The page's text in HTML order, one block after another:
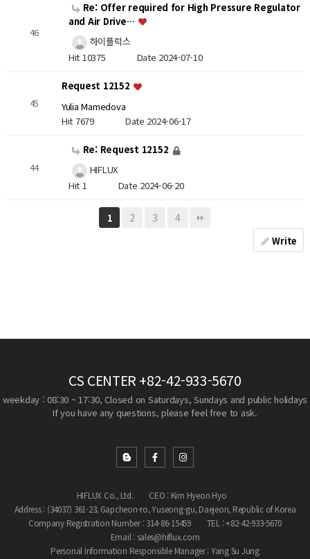
46
Re: Offer required for High Pressure Regulator
and Air Drive…
하이플럭스
Hit 10375 Date 2024-07-10
45
Request 12152
Yulia Mamedova
Hit 7679 Date 2024-06-17
44
Re: Request 12152
HIFLUX
Hit 1 Date 2024-06-20
1 2 3 4
Write
CS CENTER +82-42-933-5670
weekday : 08:30 ~ 17:30, Closed on Saturdays, Sundays and public holidays
If you have any questions, please feel free to ask.
HIFLUX Co., Ltd.
CEO : Kim Hyeon Hyo
Address : (34037) 361-23, Gapcheon-ro, Yuseong-gu, Daejeon, Republic of Korea
Company Registration Number : 314-86-15459
TEL : +82-42-933-5670
Email : sales@hiflux.com
Personal Information Responsible Manager : Yang Su Jung